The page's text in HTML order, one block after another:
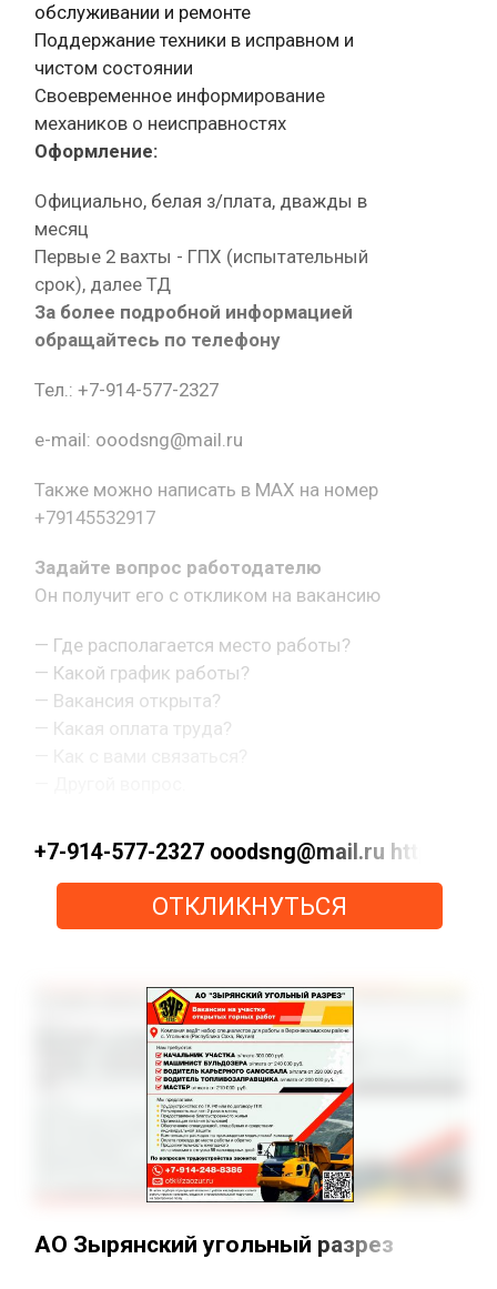
обслуживании и ремонте
Поддержание техники в исправном и
чистом состоянии
Своевременное информирование
механиков о неисправностях
Оформление:
Официально, белая з/плата, дважды в
месяц
Первые 2 вахты - ГПХ (испытательный
срок), далее ТД
За более подробной информацией
обращайтесь по телефону
Тел.: +7-914-577-2327
e-mail: ooodsng@mail.ru
Также можно написать в MAX на номер
+79145532917
Задайте вопрос работодателю
Он получит его с откликом на вакансию
— Где располагается место работы?
— Какой график работы?
— Вакансия открыта?
— Какая оплата труда?
+7-914-577-2327 ooodsng@mail.ru https://
ОТКЛИКНУТЬСЯ
АО Зырянский угольный разрез